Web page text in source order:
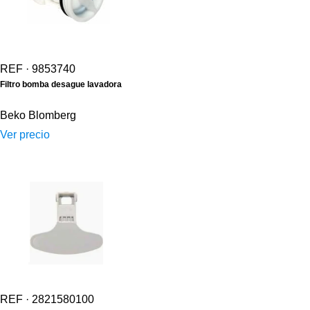
REF · 9853740
Filtro bomba desague lavadora
Beko Blomberg
Ver precio
REF · 2821580100